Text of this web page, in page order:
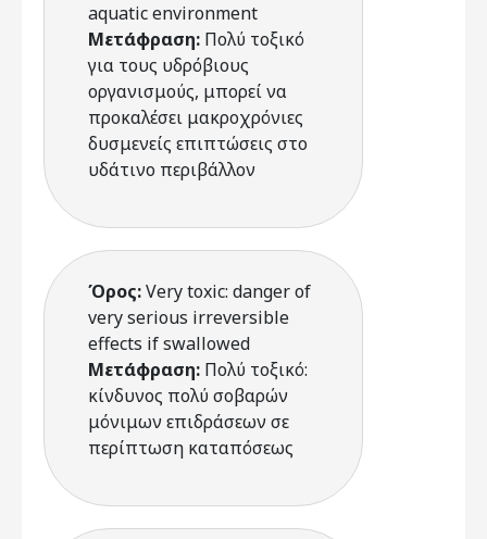
aquatic environment
Μετάφραση: Πολύ τοξικό
για τους υδρόβιους
οργανισμούς, μπορεί να
προκαλέσει μακροχρόνιες
δυσμενείς επιπτώσεις στο
υδάτινο περιβάλλον
Όρος:Very toxic: danger of
very serious irreversible
effects if swallowed
Μετάφραση: Πολύ τοξικό:
κίνδυνος πολύ σοβαρών
μόνιμων επιδράσεων σε
περίπτωση καταπόσεως